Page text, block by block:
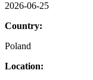
2026-06-25
Country:
Poland
Location: